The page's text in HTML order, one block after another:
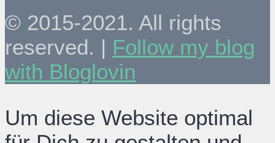
© 2015-2021. All rights
reserved. | Follow my blog
with Bloglovin
Um diese Website optimal